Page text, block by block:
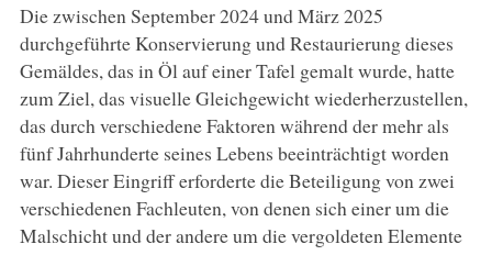
Die zwischen September 2024 und März 2025
durchgeführte Konservierung und Restaurierung dieses
Gemäldes, das in Öl auf einer Tafel gemalt wurde, hatte
zum Ziel, das visuelle Gleichgewicht wiederherzustellen,
das durch verschiedene Faktoren während der mehr als
fünf Jahrhunderte seines Lebens beeinträchtigt worden
war. Dieser Eingriff erforderte die Beteiligung von zwei
verschiedenen Fachleuten, von denen sich einer um die
Malschicht und der andere um die vergoldeten Elemente